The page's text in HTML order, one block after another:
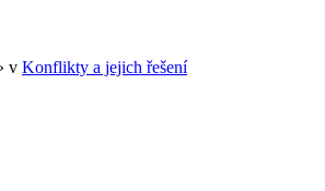
v Konflikty a jejich řešení